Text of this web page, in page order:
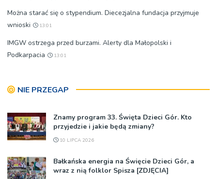
Można starać się o stypendium. Diecezjalna fundacja przyjmuje
wnioski
13:01
IMGW ostrzega przed burzami. Alerty dla Małopolski i
Podkarpacia
13:01
NIE PRZEGAP
Znamy program 33. Święta Dzieci Gór. Kto
przyjedzie i jakie będą zmiany?
10 LIPCA 2026
Bałkańska energia na Święcie Dzieci Gór, a
wraz z nią folklor Spisza [ZDJĘCIA]